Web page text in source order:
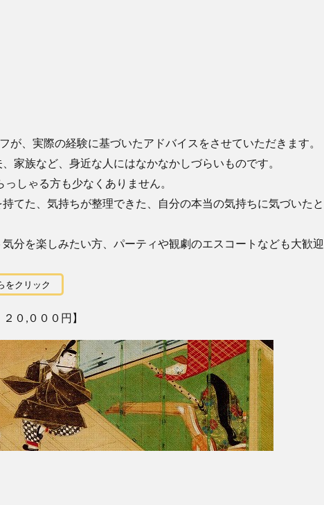
が、実際の経験に基づいたアドバイスをさせていただきます。
家族など、身近な人にはなかなかしづらいものです。
しゃる方も少なくありません。
てた、気持ちが整理できた、自分の本当の気持ちに気づいたと
分を楽しみたい方、パーティや観劇のエスコートなども大歓迎
をクリック
０,０００円】